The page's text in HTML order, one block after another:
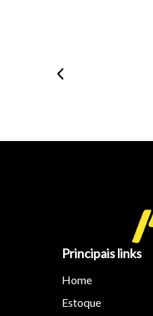
Principais links
Home
Estoque